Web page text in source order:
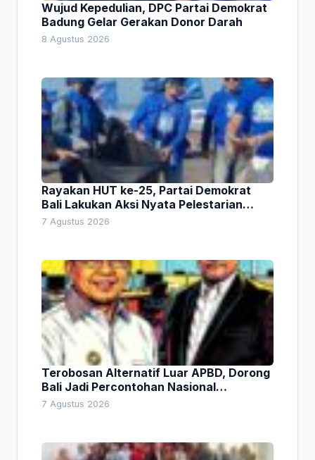
Wujud Kepedulian, DPC Partai Demokrat
Badung Gelar Gerakan Donor Darah
8 Agustus 2026
Rayakan HUT ke-25, Partai Demokrat
Bali Lakukan Aksi Nyata Pelestarian
Lingkungan
7 Agustus 2026
Terobosan Alternatif Luar APBD, Dorong
Bali Jadi Percontohan Nasional
Pembiayaan Daerah
7 Agustus 2026